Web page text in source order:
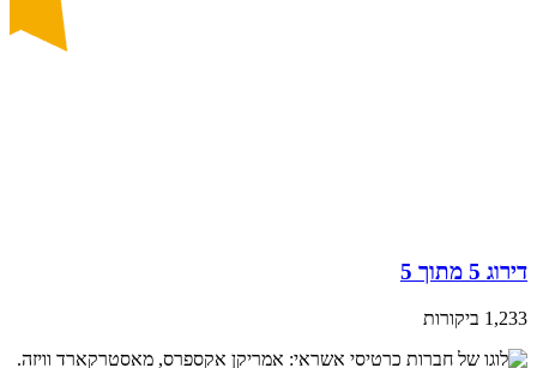
דירוג 5 מתוך 5
1,233 ביקורות